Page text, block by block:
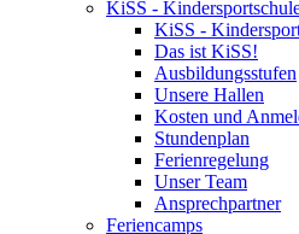
KiSS -
KiSS -
Das ist KiSS!
Ausbildungsstufen
Unsere Hallen
Kosten und
Stundenplan
Ferienregelung
Unser Team
Ansprechpartner
Feriencamps